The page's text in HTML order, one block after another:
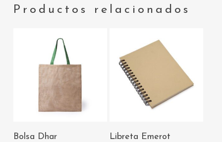
Productos relacionados
AÑADIR AL
Bolsa Dhar
AÑADIR AL
Libreta Emerot